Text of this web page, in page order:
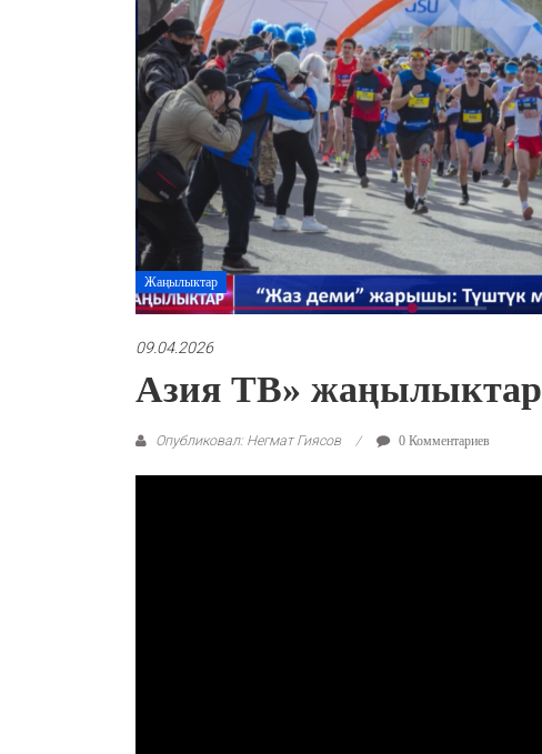
Жаңылыктар
09.04.2026
Азия ТВ»
Опубликовал: Негмат Гиясов 0 Комментариев